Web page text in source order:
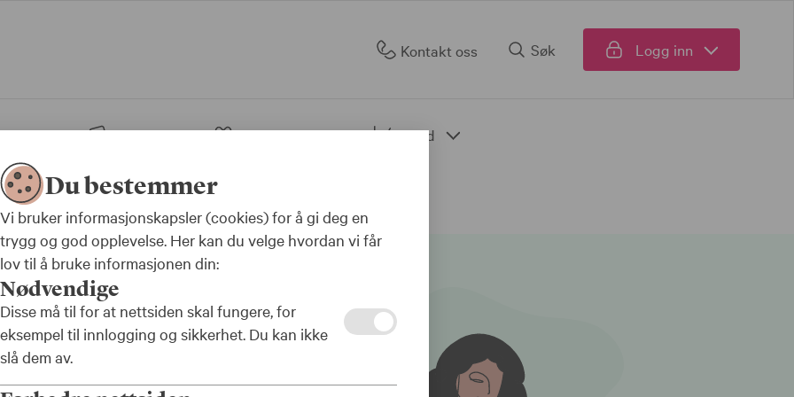
Bank Forsikring Fond
Kontakt oss Søk Logg inn
NSF-
Du bestemmer
Vi bruker informasjonskapsler (cookies) for å gi deg en
trygg og god opplevelse. Her kan du velge hvordan vi får
lov til å bruke informasjonen din:
Nødvendige
Disse må til for at nettsiden skal fungere, for
eksempel til innlogging og sikkerhet. Du kan ikke
slå dem av.